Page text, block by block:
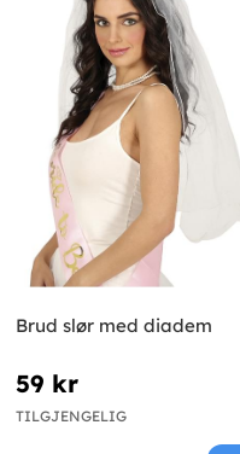
Brud slør med diadem
59 kr
TILGJENGELIG